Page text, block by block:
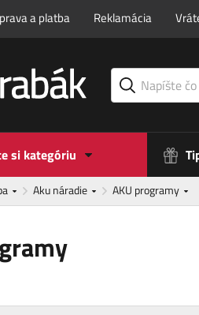
a platba Reklamácia
si kategóriu
Aku náradie AKU programy